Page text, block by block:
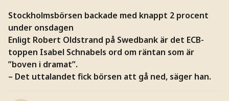
Stockholmsbörsen backade med knappt 2 procent
under onsdagen
Enligt Robert Oldstrand på Swedbank är det ECB-
toppen Isabel Schnabels ord om räntan som är
”boven i dramat”.
– Det uttalandet fick börsen att gå ned, säger han.